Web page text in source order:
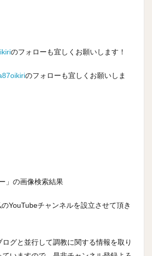
のフォローも宜しくお願いします！
のフォローも宜しくお願いしま
YouTubeチャンネルを設立させて頂き
グと並行して調教に関する情報を取り